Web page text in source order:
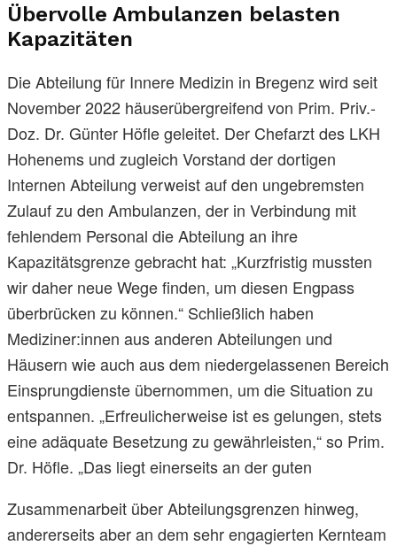
Übervolle Ambulanzen belasten
Kapazitäten
Die Abteilung für Innere Medizin in Bregenz wird seit
November 2022 häuserübergreifend von Prim. Priv.-
Doz. Dr. Günter Höfle geleitet. Der Chefarzt des LKH
Hohenems und zugleich Vorstand der dortigen
Internen Abteilung verweist auf den ungebremsten
Zulauf zu den Ambulanzen, der in Verbindung mit
fehlendem Personal die Abteilung an ihre
Kapazitätsgrenze gebracht hat: „Kurzfristig mussten
wir daher neue Wege finden, um diesen Engpass
überbrücken zu können.“ Schließlich haben
Mediziner:innen aus anderen Abteilungen und
Häusern wie auch aus dem niedergelassenen Bereich
Einsprungdienste übernommen, um die Situation zu
entspannen. „Erfreulicherweise ist es gelungen, stets
eine adäquate Besetzung zu gewährleisten,“ so Prim.
Dr. Höfle. „Das liegt einerseits an der guten
Zusammenarbeit über Abteilungsgrenzen hinweg,
andererseits aber an dem sehr engagierten Kernteam